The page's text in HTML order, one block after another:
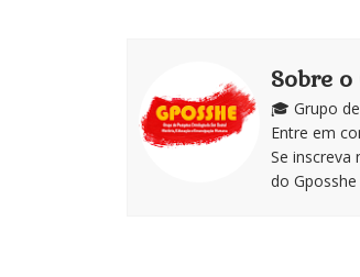
Sobre o
🎓 Grupo
Entre em
Se inscreva
do